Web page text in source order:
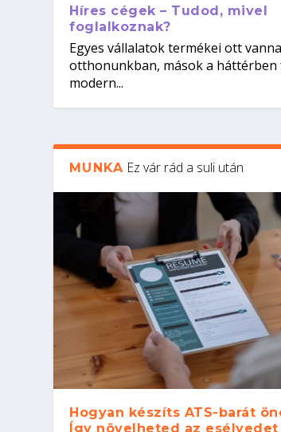
Híres cégek – Tudod, mivel
foglalkoznak?
Egyes vállalatok termékei ott
otthonunkban, mások a háttérben
modern...
MUNKA Ez vár rád a suli után
Hogyan készíts ATS-barát
Így növelheted az esélyedet